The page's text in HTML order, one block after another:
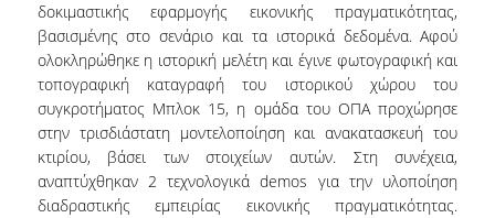
δοκιμαστικής εφαρμογής εικονικής πραγματικότητας,
βασισμένης στο σενάριο και τα ιστορικά δεδομένα. Αφού
ολοκληρώθηκε η ιστορική μελέτη και έγινε φωτογραφική και
τοπογραφική καταγραφή του ιστορικού χώρου του
συγκροτήματος Μπλοκ 15, η ομάδα του ΟΠΑ προχώρησε
στην τρισδιάστατη μοντελοποίηση και ανακατασκευή του
κτιρίου, βάσει των στοιχείων αυτών. Στη συνέχεια,
αναπτύχθηκαν 2 τεχνολογικά demos για την υλοποίηση
διαδραστικής εμπειρίας εικονικής πραγματικότητας.